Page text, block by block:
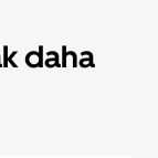
daha